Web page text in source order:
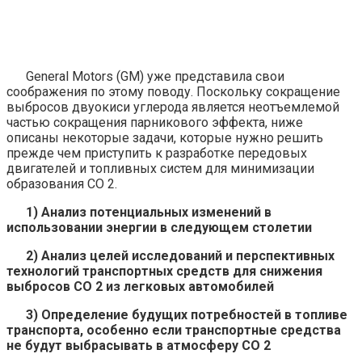
General Motors (GM) уже представила свои
соображения по этому поводу. Поскольку сокращение
выбросов двуокиси углерода является неотъемлемой
частью сокращения парникового эффекта, ниже
описаны некоторые задачи, которые нужно решить
прежде чем приступить к разработке передовых
двигателей и топливных систем для минимизации
образования CO 2.
1) Анализ потенциальных изменений в
использовании энергии в следующем столетии
2) Анализ целей исследований и перспективных
технологий транспортных средств для снижения
выбросов CO 2 из легковых автомобилей
3) Определение будущих потребностей в топливе
транспорта, особенно если транспортные средства
не будут выбрасывать в атмосферу CO 2